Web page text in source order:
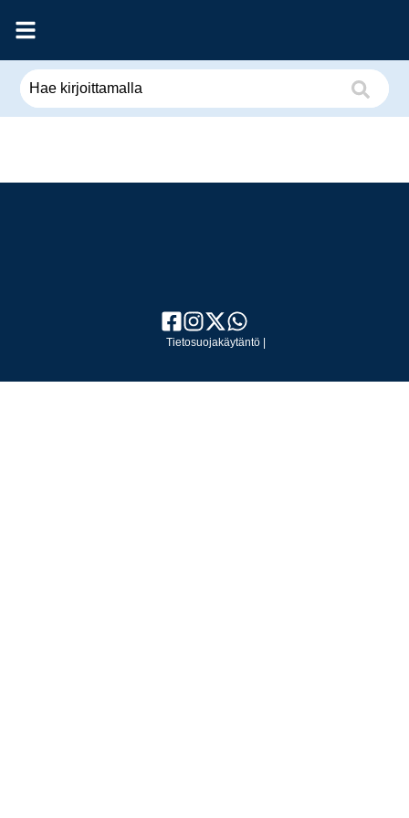
Tietosuojakäytäntö